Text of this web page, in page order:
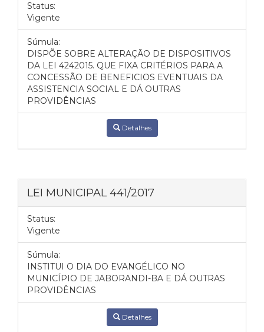
Status:
Vigente
Súmula:
DISPÕE SOBRE ALTERAÇÃO DE DISPOSITIVOS
DA LEI 4242015. QUE FIXA CRITÉRIOS PARA A
CONCESSÃO DE BENEFICIOS EVENTUAIS DA
ASSISTENCIA SOCIAL E DÁ OUTRAS
PROVIDÊNCIAS
Detalhes
LEI MUNICIPAL 441/2017
Status:
Vigente
Súmula:
INSTITUI O DIA DO EVANGÉLICO NO
MUNICÍPIO DE JABORANDI-BA E DÁ OUTRAS
PROVIDÊNCIAS
Detalhes